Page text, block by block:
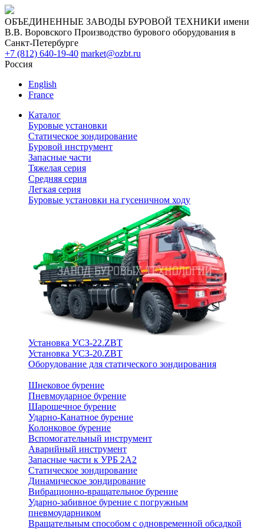
ОБЪЕДИНЕННЫЕ ЗАВОДЫ БУРОВОЙ ТЕХНИКИ имени
В.В. Воровского Производство бурового оборудования в
Санкт-Петербурге
+7 (812) 640-19-40 market@ozbt.ru
Россия
English
France
Каталог
Буровые установки
Статическое зондирование
Буровой инструмент
Запасные части
Тяжелая серия
Средняя серия
Легкая серия
Буровые установки на гусеничном ходу
Установка УСЗ-22.ZBT
Установка УСЗ-20.ZBT
Оборудование для статического зондирования
Шнековое бурение
Пневмоударное бурение
Шарошечное бурение
Ударно-Канатное бурение
Колонковое бурение
Вспомогательный инструмент
Аварийный инструмент
Запасные части к УРБ 2А2
Статическое зондирование
Динамическое зондирование
Вибрационно-вращательное бурение
Ударно-забивное бурение с погружным
пневмоударником
Вращательным способом с одновременной обсадкой